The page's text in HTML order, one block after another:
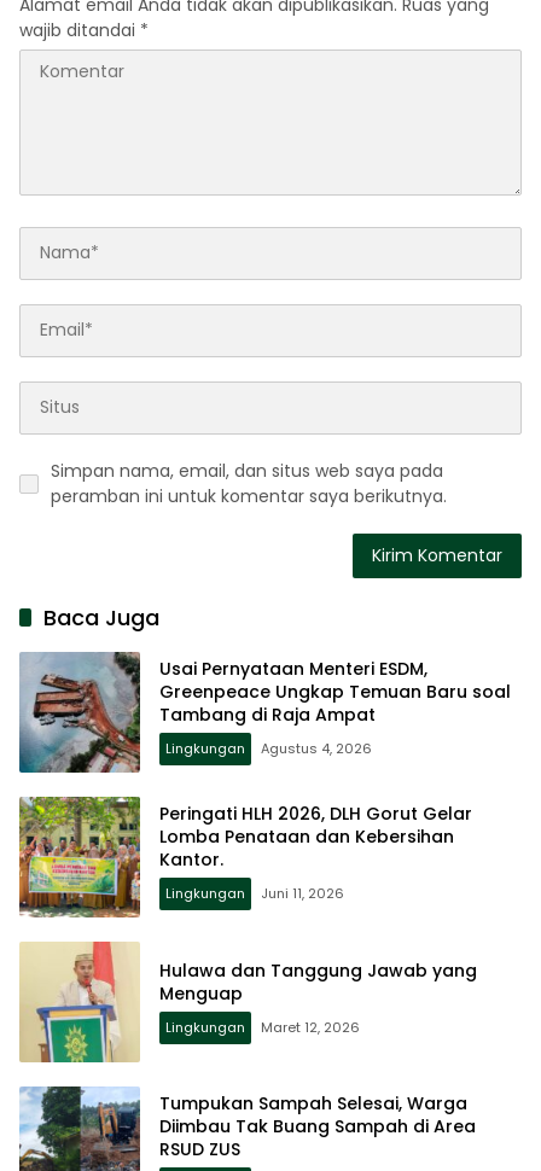
wajib ditandai *
Simpan nama, email, dan situs web saya pada
peramban ini untuk komentar saya berikutnya.
Baca Juga
Usai Pernyataan Menteri ESDM,
Greenpeace Ungkap Temuan Baru soal
Tambang di Raja Ampat
Lingkungan Agustus 4, 2026
Peringati HLH 2026, DLH Gorut Gelar
Lomba Penataan dan Kebersihan
Kantor.
Lingkungan Juni 11, 2026
Hulawa dan Tanggung Jawab yang
Menguap
Lingkungan Maret 12, 2026
Tumpukan Sampah Selesai, Warga
Diimbau Tak Buang Sampah di Area
RSUD ZUS